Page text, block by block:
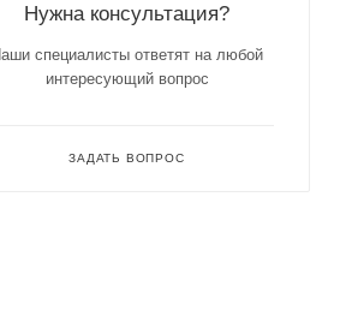
Нужна консультация?
специалисты ответят на любой
интересующий вопрос
ЗАДАТЬ ВОПРОС